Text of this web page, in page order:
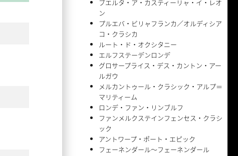
ブエルタ・ア・カスティーリャ・イ・レオ
ン
プルエバ・ビリャフランカ／オルディシア
コ・クラシカ
ルート・ド・オクシタニー
エルフステーデンロンデ
グロサープライス・デス・カントン・アー
ルガウ
メルカントゥール・クラシック・アルプ＝
マリティーム
ロンデ・ファン・リンブルフ
ファンメルクステインフェンセス・クラシ
ック
アントワープ・ポート・エピック
フェーネンダール〜フェーネンダール